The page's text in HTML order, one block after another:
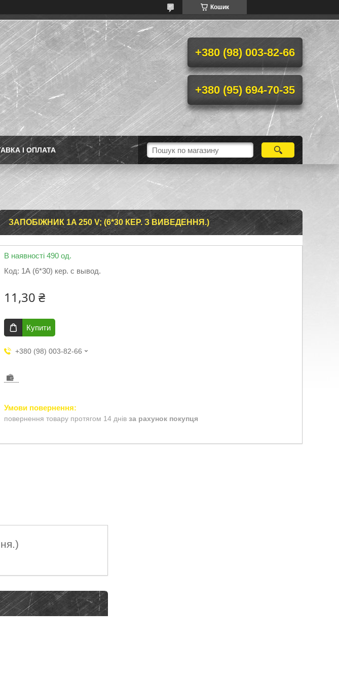
Кошик
+380 (98) 003-82-66
+380 (95) 694-70-35
І ОПЛАТА
ЗАПОБІЖНИК 1A 250 V; (6*30 КЕР. З ВИВЕДЕННЯ.)
В наявності 490 од.
Код: 1А (6*30) кер. с вывод.
11,30 ₴
Купити
+380 (98) 003-82-66
повернення товару протягом 14 днів за рахунок покупця